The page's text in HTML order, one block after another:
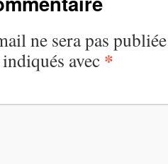
ne sera pas
avec *